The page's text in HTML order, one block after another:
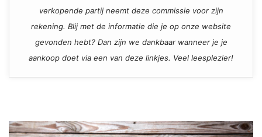
verkopende partij neemt deze commissie voor zijn
rekening. Blij met de informatie die je op onze website
gevonden hebt? Dan zijn we dankbaar wanneer je je
aankoop doet via een van deze linkjes. Veel leesplezier!